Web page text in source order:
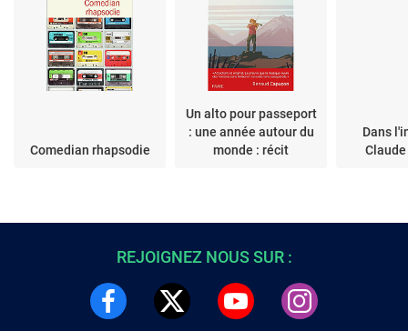
Comedian rhapsodie
Un alto pour passeport
: une année autour du
monde : récit
Dans
REJOIGNEZ NOUS SUR :